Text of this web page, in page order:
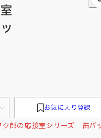
お気に入り登録
郎の応接室シリーズ 缶バ